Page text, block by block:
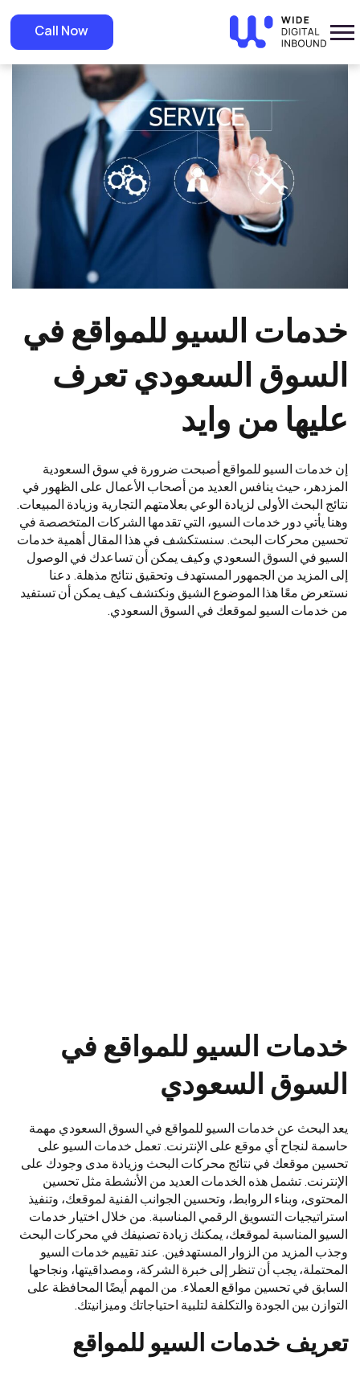
Call Now Home Blog
»
خدمات السيو للمواقع في السوق السعودي تعرف عليها من
وايد
خدمات السيو للمواقع في
السوق السعودي تعرف
عليها من وايد
إن خدمات السيو للمواقع أصبحت ضرورة في سوق السعودية
المزدهر، حيث ينافس العديد من أصحاب الأعمال على الظهور في
نتائج البحث الأولى لزيادة الوعي بعلامتهم التجارية وزيادة المبيعات.
وهنا يأتي دور خدمات السيو، التي تقدمها الشركات المتخصصة في
تحسين محركات البحث. سنستكشف في هذا المقال أهمية خدمات
السيو في السوق السعودي وكيف يمكن أن تساعدك في الوصول
إلى المزيد من الجمهور المستهدف وتحقيق نتائج مذهلة. دعنا
نستعرض معًا هذا الموضوع الشيق ونكتشف كيف يمكن أن تستفيد
من خدمات السيو لموقعك في السوق السعودي.
خدمات السيو للمواقع في
السوق السعودي
يعد البحث عن خدمات السيو للمواقع في السوق السعودي مهمة
حاسمة لنجاح أي موقع على الإنترنت. تعمل خدمات السيو على
تحسين موقعك في نتائج محركات البحث وزيادة مدى وجودك على
الإنترنت. تشمل هذه الخدمات العديد من الأنشطة مثل تحسين
المحتوى، وبناء الروابط، وتحسين الجوانب الفنية لموقعك، وتنفيذ
استراتيجيات التسويق الرقمي المناسبة. من خلال اختيار خدمات
السيو المناسبة لموقعك، يمكنك زيادة تصنيفك في محركات البحث
وجذب المزيد من الزوار المستهدفين. عند تقييم خدمات السيو
المحتملة، يجب أن تنظر إلى خبرة الشركة، ومصداقيتها، ونجاحها
السابق في تحسين مواقع العملاء. من المهم أيضًا المحافظة على
التوازن بين الجودة والتكلفة لتلبية احتياجاتك وميزانيتك.
تعريف خدمات السيو للمواقع